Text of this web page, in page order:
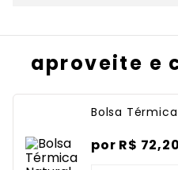
aproveite e
Bolsa
por R$ 72,20